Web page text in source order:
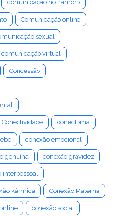
comunicação no namoro
Comunicação online
sexual
comunicação virtual
Concessão
Conectividade conectoma
conexão emocional
genuína conexão gravidez
interpessoal
kármica Conexão Materna
conexão social